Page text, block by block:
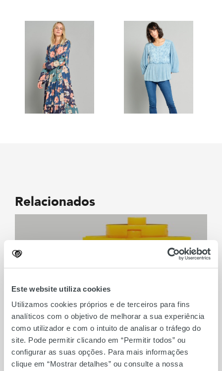
Este website utiliza cookies
Utilizamos cookies próprios e de terceiros para fins
analíticos com o objetivo de melhorar a sua experiência
como utilizador e com o intuito de analisar o tráfego do
site. Pode permitir clicando em “Permitir todos” ou
configurar as suas opções. Para mais informações
clique em “Mostrar detalhes” ou consulte a nossa
Relacionados
Make & Take Troféu